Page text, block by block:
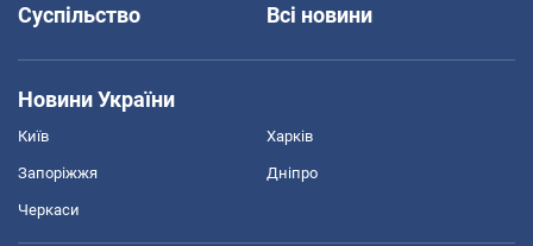
Суспільство
Всі новини
Новини України
Київ Харків
Запоріжжя Дніпро
Черкаси